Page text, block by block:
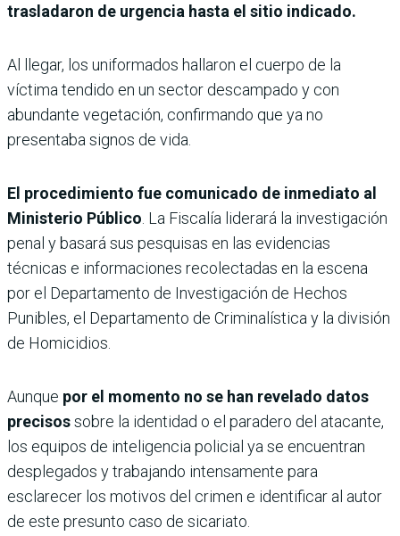
trasladaron de urgencia hasta el sitio indicado.
Al llegar, los uniformados hallaron el cuerpo de la
víctima tendido en un sector descampado y con
abundante vegetación, confirmando que ya no
presentaba signos de vida.
El procedimiento fue comunicado de inmediato al
Ministerio Público . La Fiscalía liderará la investigación
penal y basará sus pesquisas en las evidencias
técnicas e informaciones recolectadas en la escena
por el Departamento de Investigación de Hechos
Punibles, el Departamento de Criminalística y la división
de Homicidios.
Aunque por el momento no se han revelado datos
precisossobre la identidad o el paradero del atacante,
los equipos de inteligencia policial ya se encuentran
desplegados y trabajando intensamente para
esclarecer los motivos del crimen e identificar al autor
de este presunto caso de sicariato.